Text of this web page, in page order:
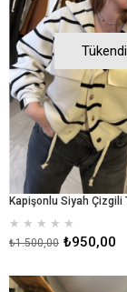
Tükendi
★ ★ ★ ★ ★
₺950,00
₺1.500,00